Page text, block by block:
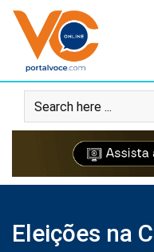
Eleições na